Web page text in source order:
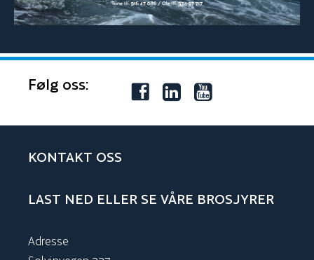
Følg oss:
KONTAKT OSS
LAST NED ELLER SE VÅRE BROSJYRER
Adresse